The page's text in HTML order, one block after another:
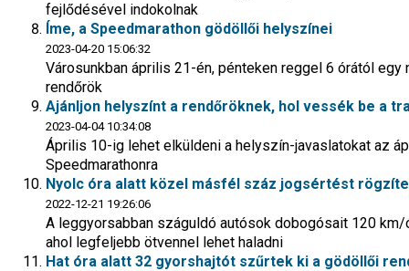
fejlődésével indokolnak
Íme, a Speedmarathon gödöllői helyszínei
2023-04-20 15:06:32
Városunkban április 21-én, pénteken reggel 6 órától
rendőrök
Ajánljon helyszínt a rendőröknek, hol vessék be a
2023-04-04 10:34:08
Április 10-ig lehet elküldeni a helyszín-javaslatokat az
Speedmarathonra
Nyolc óra alatt közel másfél száz jogsértést
2022-12-21 19:26:06
A leggyorsabban száguldó autósok dobogósait 120
ahol legfeljebb ötvennel lehet haladni
Hat óra alatt 32 gyorshajtót szűrtek ki a gödöllői